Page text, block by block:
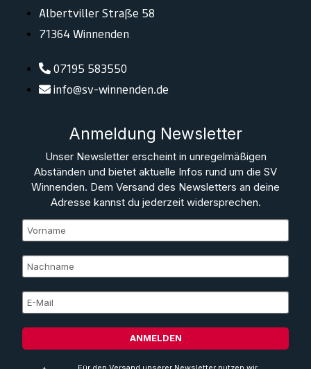
Albertviller Straße 58
71364 Winnenden
07195 583550
info@sv-winnenden.de
Anmeldung Newsletter
Unser Newsletter erscheint in unregelmäßigen
Abständen und bietet aktuelle Infos rund um die SV
Winnenden. Dem Versand des Newsletters an deine
Adresse kannst du jederzeit widersprechen.
ANMELDEN